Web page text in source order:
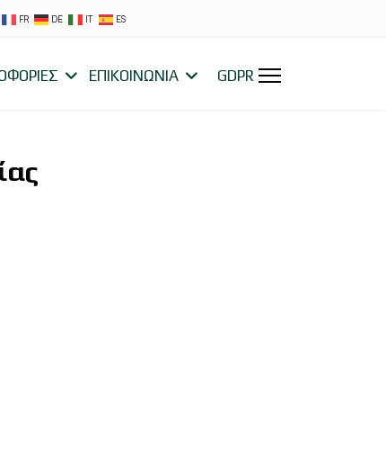
FR DE IT ES
ΕΠΙΚΟΙΝΩΝΙΑ GDPR